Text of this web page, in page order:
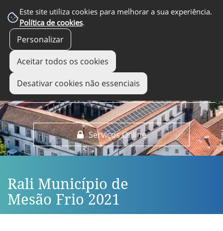
Este site utiliza cookies para melhorar a sua experiência.
Política de cookies.
Personalizar
Aceitar todos os cookies
Desativar cookies não essenciais
Serviços Online
EM DESTAQUE
Rali Município de
Mesão Frio 2021